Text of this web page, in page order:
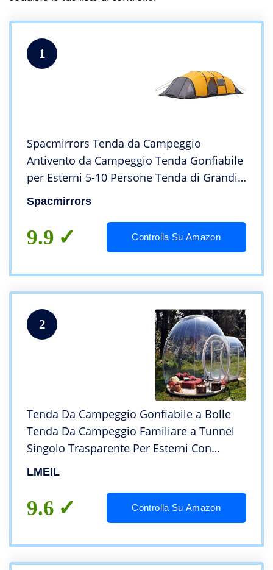
1
Spacmirrors Tenda da Campeggio
Antivento da Campeggio Tenda Gonfiabile
per Esterni 5-10 Persone Tenda di Grandi
Dimensioni con Quattro camere e Una
Sala per Quattro Persone Adatta per Il
Campeggio
Spacmirrors
9.9 Controlla Su Amazon
2
Tenda Da Campeggio Gonfiabile a Bolle
Tenda Da Campeggio Familiare a Tunnel
Singolo Trasparente Per Esterni Con
Ventilatore E Pompa Ad Aria 110 V Per
Osservazione
LMEIL
9.6 Controlla Su Amazon